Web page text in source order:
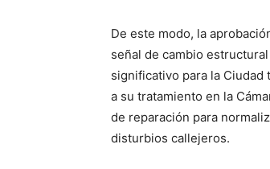
De este modo, la
señal de cambio
significativo para la
a su tratamiento en la
de reparación para
disturbios callejeros.